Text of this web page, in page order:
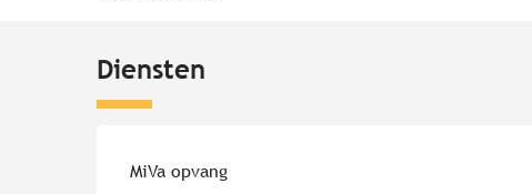
Diensten
MiVa opvang